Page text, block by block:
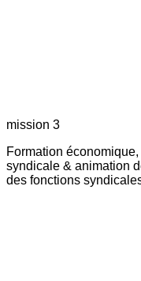
mission 3
Formation
syndicale & animation
des fonctions